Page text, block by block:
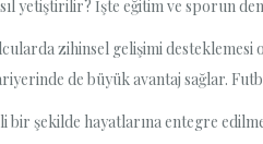
yetiştirilir? İşte eğitim ve sporun
zihinsel gelişimi desteklemesi
de büyük avantaj sağlar.
bir şekilde hayatlarına entegre